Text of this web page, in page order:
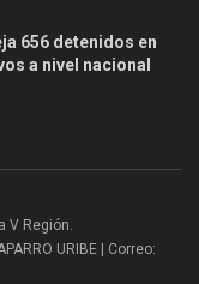
656 detenidos en
a nivel nacional
V Región.
URIBE | Correo: